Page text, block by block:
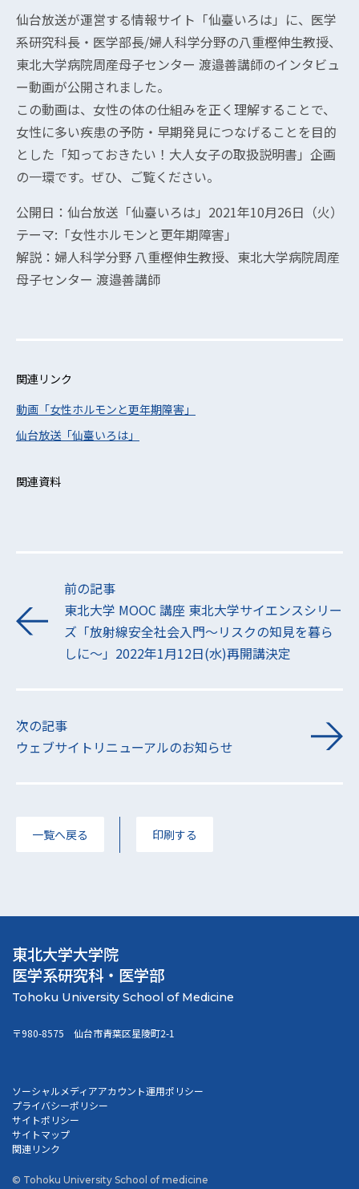
仙台放送が運営する情報サイト「仙臺いろは」に、医学
系研究科長・医学部長/婦人科学分野の八重樫伸生教授、
東北大学病院周産母子センター 渡邉善講師のインタビュ
ー動画が公開されました。
この動画は、女性の体の仕組みを正く理解することで、
女性に多い疾患の予防・早期発見につなげることを目的
とした「知っておきたい！大人女子の取扱説明書」企画
の一環です。ぜひ、ご覧ください。
公開日：仙台放送「仙臺いろは」2021年10月26日（火）
テーマ:「女性ホルモンと更年期障害」
解説：婦人科学分野 八重樫伸生教授、東北大学病院周産
母子センター 渡邉善講師
関連リンク
動画「女性ホルモンと更年期障害」
仙台放送「仙臺いろは」
関連資料
前の記事
東北大学 MOOC 講座 東北大学サイエンスシリー
ズ「放射線安全社会入門～リスクの知見を暮ら
しに～」2022年1月12日(水)再開講決定
次の記事
ウェブサイトリニューアルのお知らせ
一覧へ戻る 印刷する
東北大学大学院
医学系研究科・医学部
〒980-8575 仙台市青葉区星陵町2-1
ソーシャルメディアアカウント運用ポリシー
プライバシーポリシー
サイトポリシー
サイトマップ
関連リンク
© Tohoku University School of medicine